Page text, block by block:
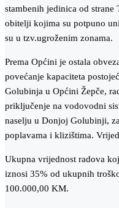
stambenih jedinica od
obitelji kojima su potpuno
su u tzv.ugroženim zonama.
Prema Općini je ostala
povećanje kapaciteta
Golubinja u Općini Žepče,
priključenje na vodovodni
naselju u Donjoj Golubinji,
poplavama i klizištima.
Ukupna vrijednost radova
iznosi 35% od ukupnih
100.000,00 KM.